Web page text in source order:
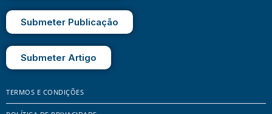
Submeter Publicação
Submeter Artigo
TERMOS E CONDIÇÕES